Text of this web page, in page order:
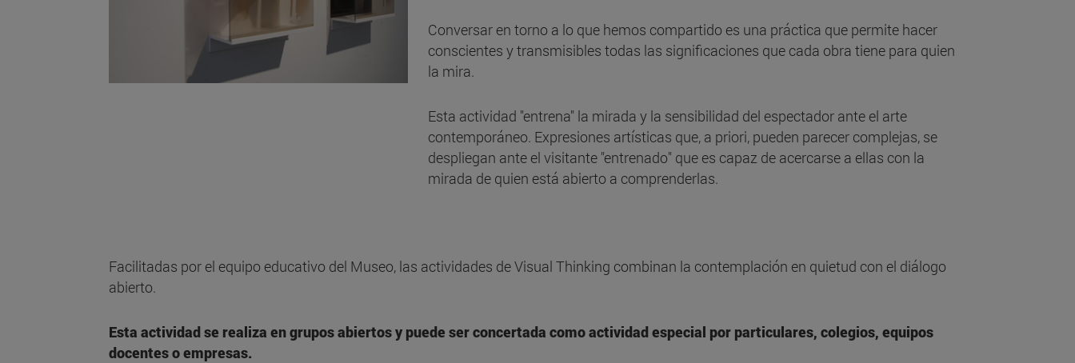
Conversar en torno a lo que hemos compartido es una práctica que permite hacer
conscientes y transmisibles todas las significaciones que cada obra tiene para quien
la mira.
Esta actividad "entrena" la mirada y la sensibilidad del espectador ante el arte
contemporáneo. Expresiones artísticas que, a priori, pueden parecer complejas, se
despliegan ante el visitante "entrenado" que es capaz de acercarse a ellas con la
mirada de quien está abierto a comprenderlas.
Facilitadas por el equipo educativo del Museo, las actividades de Visual Thinking combinan la contemplación en quietud con el diálogo
abierto.
Esta actividad se realiza en grupos abiertos y puede ser concertada como actividad especial por particulares, colegios, equipos
docentes o empresas.